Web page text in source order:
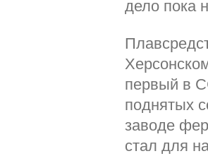
дело пока
первый в
поднятых
заводе
стал для